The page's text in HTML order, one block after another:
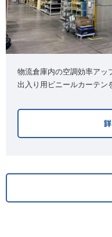
物流倉庫内の空調効率アッ
出入り用ビニールカーテン